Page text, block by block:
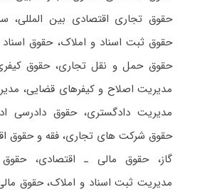
حقوق تجاری اقتصادی بین المللی،
حقوق ثبت اسناد و املاک، حقوق اسناد
حقوق حمل و نقل تجاری، حقوق
مدیریت اصلاح و کیفرهای قضایی،
مدیریت دادگستری، حقوق دادرسی
حقوق شرکت های تجاری، فقه و حقوق
گاز، حقوق مالی ـ اقتصادی، حقوق
مدیریت ثبت اسناد و املاک، حقوق